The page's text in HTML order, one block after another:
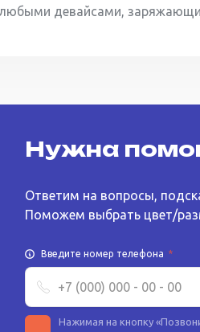
девайсами,
Нужна
Ответим на вопросы,
Поможем выбрать цвет/
Введите номер телефона *
Нажимая на кнопку «